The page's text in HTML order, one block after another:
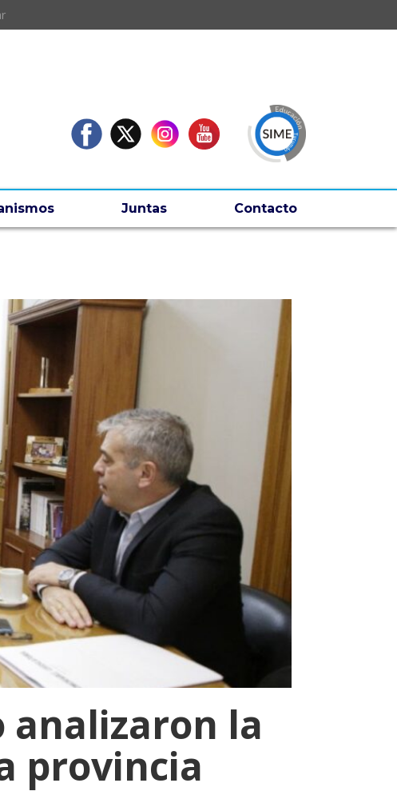
Juntas Contacto
analizaron la
provincia